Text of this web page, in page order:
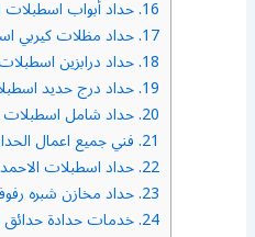
16. حداد أبواب
17. حداد مظلات كيربي
18. حداد درابزين
19. حداد درج حديد
20. حداد شامل اسطبلات
21. فني جميع اعمال
22. حداد اسطبلات
23. حداد مخازن شبره
24. خدمات حدادة